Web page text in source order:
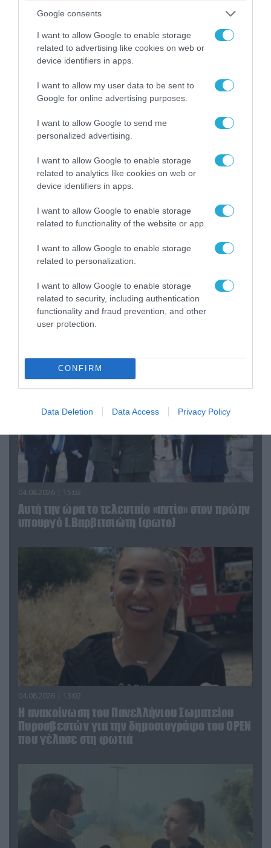
Google consents
I want to allow Google to enable storage
related to advertising like cookies on web or
device identifiers in apps.
I want to allow my user data to be sent to
Google for online advertising purposes.
I want to allow Google to send me
personalized advertising.
I want to allow Google to enable storage
related to analytics like cookies on web or
device identifiers in apps.
I want to allow Google to enable storage
related to functionality of the website or app.
I want to allow Google to enable storage
related to personalization.
I want to allow Google to enable storage
related to security, including authentication
functionality and fraud prevention, and other
user protection.
CONFIRM
Data Deletion Data Access Privacy Policy
06.08.2026 | 14:02
«Επιχείρηση ελεύθερα πεζοδρόμια» στην
Αθήνα: Απομακρύνθηκαν παράνομα
αντικείμενα από κοινόχρηστους χώρους
«Οι εντελώς αθώοι»: Η ανάρτηση του Αρκά για
τα ζώα που χάθηκαν στις πυρκαγιές της
Αττικής (φωτο)
04.08.2026 | 15:02
Αυτή την ώρα το τελευταίο «αντίο» στον πρώην
υπουργό Ι.Βαρβιτσιώτη (φωτο)
04.08.2026 | 13:02
Η ανακοίνωση του Πανελλήνιου Σωματείου
Πυροσβεστών για την δημοσιογράφο του OPEN
που γέλασε στη φωτιά